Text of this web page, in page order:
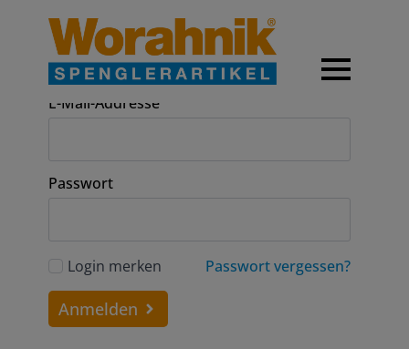
Anmeldung
E-Mail-Addresse
Passwort
Login merken Passwort vergessen?
Anmelden